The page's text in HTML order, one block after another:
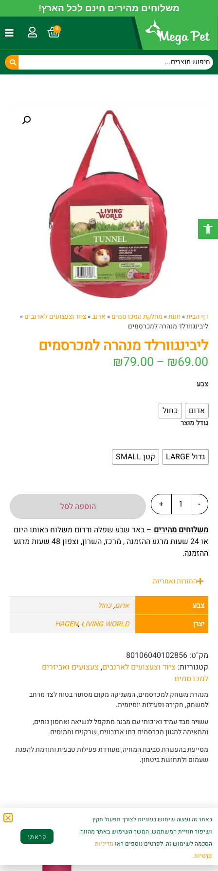
פתח סרגל נגישות
משלוחים מהירים חינם לכל הארץ!
0
דף הבית»חנות» מחלקת המכרסמים » ארנב»ציוד וצעצועים לארנבים »
ליבינגוורלד מנהרה למכרסמים
ליבינגוורלד מנהרה למכרסמים
₪69.00
–
₪79.00
צבע
אדום כחול
גודל מוצר
גדול LARGE קטן SMALL
-
+
הוספה לסל
משלוחים מהירים – באר שבע שפלה ודרום משלוח באותו היום
או 24 שעות מרגע ההזמנה , מרכז, השרון, וצפון 48 שעות מרגע
ההזמנה.
החזרות ואחריות
צבע אדום,כחול
יצרן
HAGEN, LIVING WORLD
מק"ט: 80106040102856
קטגוריות: ציוד וצעצועים לארנבים, צעצועים ואביזרים
למכרסמים
מנהרת משחק למכרסמים, המעניקה מקום מסתור בטוח לצד מרחב
למשחק, חקירה ופעילות יומיומית.
עשויה מבד עמיד ואיכותי עם מבנה מתקפל לנשיאה ואחסון נוחים,
ומתאימה למגוון מכרסמים כמו ארנבונים, שרקנים וחמוסים.
מסייעת בהעשרת סביבת המחיה, מעודדת פעילות טבעית ותורמת להפגת
שעמום ולתחושת ביטחון.
מוצרים קשורים
באתר זה נעשה שימוש בעוגיות לצורך תפעול תקין
ושיפור חוויית המשתמש. המשך השימוש באתר מהווה
הסכמה לשימוש זה. לפרטים נוספים ראו מדיניות
פרטיות.
קראתי